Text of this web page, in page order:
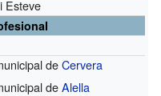
Esteve
deCervera
deAlella